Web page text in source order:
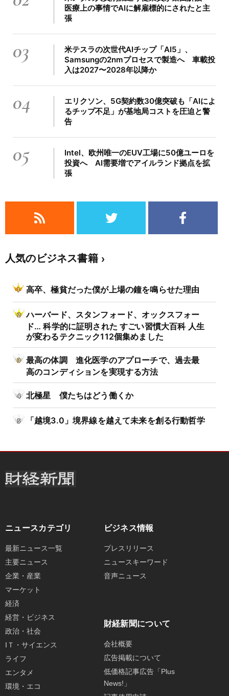
医療上の事情でAIに解雇標的にされたと主
張
03
米テスラの次世代AIチップ「AI5」、
Samsungの2nmプロセスで製造へ 車載投
入は2027〜2028年以降か
04
エリクソン、5G契約数30億突破も「AIによ
るチップ不足」が基地局コストを圧迫と警
告
05
Intel、欧州唯一のEUV工場に50億ユーロを
投資へ AI需要増でアイルランド拠点を拡
張
人気のビジネス書籍
高卒、極貧だった僕が上場の鐘を鳴らせた理由
ハーバード、スタンフォード、オックスフォー
ド… 科学的に証明された すごい習慣大百科 人生
が変わるテクニック112個集めました
最高の体調 進化医学のアプローチで、過去最
高のコンディションを実現する方法
北極星 僕たちはどう働くか
「越境3.0」境界線を越えて未来を創る行動哲学
ニュースカテゴリ
最新ニュース一覧
主要ニュース
企業・産業
マーケット
経済
経営・ビジネス
政治・社会
IＴ・サイエンス
ライフ
エンタメ
環境・エコ
ビジネス情報
プレスリリース
ニュースキーワード
音声ニュース
財経新聞について
会社概要
広告掲載について
低価格記事広告「Plus
News!」